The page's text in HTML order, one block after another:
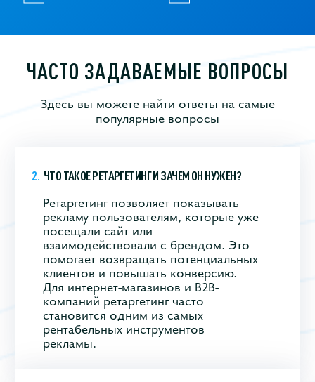
ЧАСТО ЗАДАВАЕМЫЕ ВОПРОСЫ
Здесь вы можете найти ответы на самые
популярные вопросы
ЧТО ТАКОЕ РЕТАРГЕТИНГ И ЗАЧЕМ ОН НУЖЕН?
Ретаргетинг позволяет показывать
рекламу пользователям, которые уже
посещали сайт или
взаимодействовали с брендом. Это
помогает возвращать потенциальных
клиентов и повышать конверсию.
Для интернет-магазинов и B2B-
компаний ретаргетинг часто
становится одним из самых
рентабельных инструментов
рекламы.